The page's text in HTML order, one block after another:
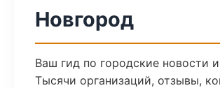
Новгород
Ваш гид по городские новости
Тысячи организаций, отзывы,